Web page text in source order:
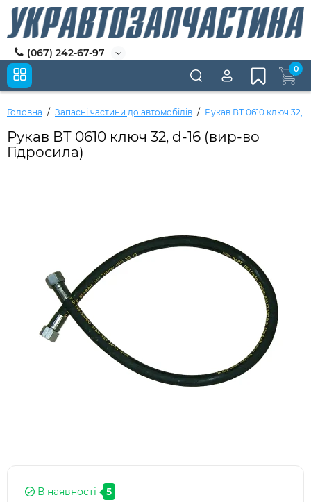
(067) 242-67-97
0
Головна Запасні частини до автомобілів Рукав ВТ 0610 ключ 32,
Рукав ВТ 0610 ключ 32, d-16 (вир-во
Гідросила)
В наявності 5